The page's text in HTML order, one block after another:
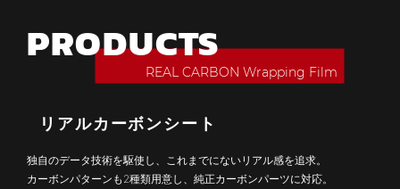
PRODUCTS
REAL CARBON Wrapping Film
リアルカーボンシート
独自のデータ技術を駆使し、これまでにないリアル感を追求。
カーボンパターンも2種類用意し、純正カーボンパーツに対応。